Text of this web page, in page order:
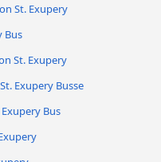
St. Exupery
Bus
St. Exupery
Exupery Busse
Bus